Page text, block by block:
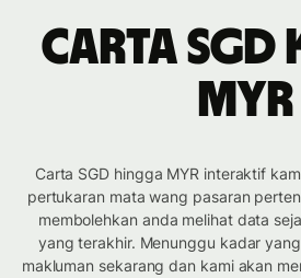
Carta SGD
MYR
Carta SGD hingga MYR interaktif
pertukaran mata wang pasaran
membolehkan anda melihat data
yang terakhir. Menunggu kadar
makluman sekarang dan kami akan